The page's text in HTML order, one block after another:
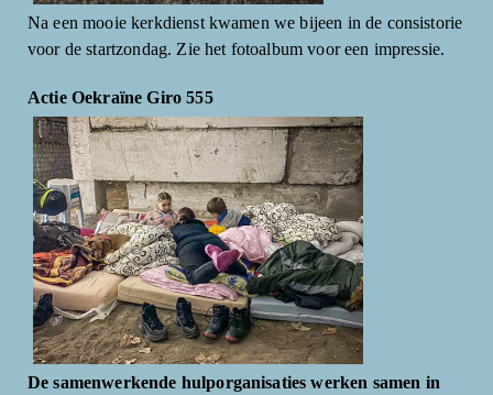
Na een mooie kerkdienst kwamen we bijeen in de consistorie
voor de startzondag. Zie het fotoalbum voor een impressie.
Actie Oekraïne Giro 555
De samenwerkende hulporganisaties werken samen in